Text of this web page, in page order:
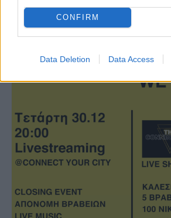
CONFIRM
Data Deletion Data Access